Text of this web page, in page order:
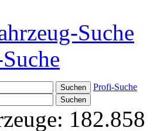
Suche
Profi-Suche
182.858